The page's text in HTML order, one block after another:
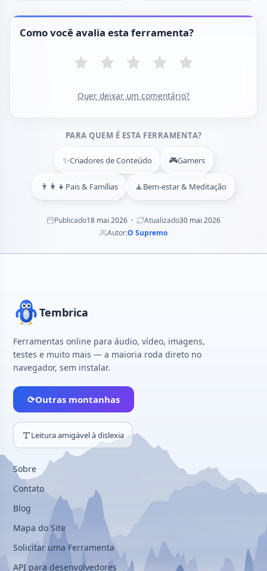
Como você avalia esta ferramenta?
Quer deixar um comentário?
PARA QUEM É ESTA FERRAMENTA?
✨Criadores de Conteúdo 🎮Gamers
👨‍👩‍👧 Pais & Famílias 🧘Bem-estar & Meditação
Publicado18 mai 2026 Atualizado30 mai 2026
Autor:O Supremo
Tembrica
Ferramentas online para áudio, vídeo, imagens,
testes e muito mais — a maioria roda direto no
navegador, sem instalar.
⟳Outras montanhas
Leitura amigável à dislexia
Sobre
Contato
Blog
Mapa do Site
Solicitar uma Ferramenta
API para desenvolvedores